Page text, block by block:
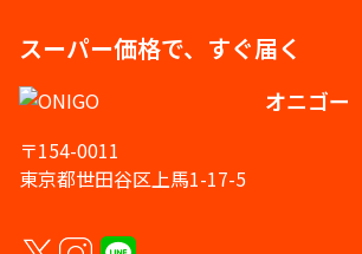
スーパー価格で、すぐ届く
オニゴー
〒154-0011
東京都世田谷区上馬1-17-5